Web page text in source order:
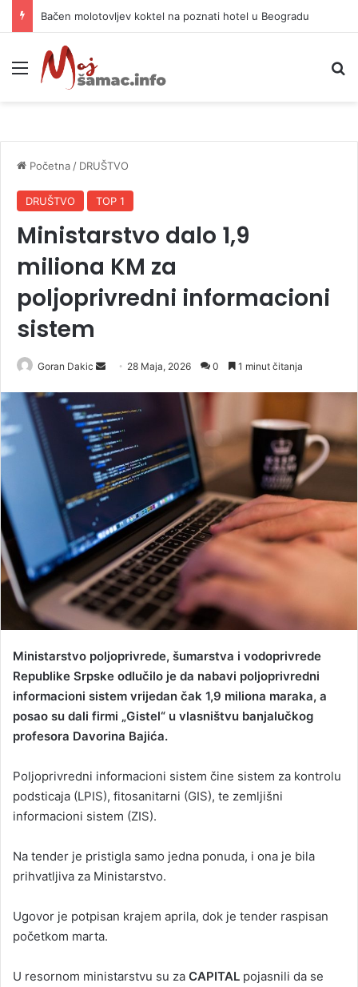
Bačen molotovljev koktel na poznati hotel u Beogradu
Meni
Početna / DRUŠTVO
DRUŠTVO TOP 1
Ministarstvo dalo 1,9
miliona KM za
poljoprivredni informacioni
sistem
Goran Dakic
d
a
n
e
m
i
28 Maja, 2026 0 1 minut čitanja
Ministarstvo poljoprivrede, šumarstva i vodoprivrede
Republike Srpske odlučilo je da nabavi poljoprivredni
informacioni sistem vrijedan čak 1,9 miliona maraka, a
posao su dali firmi „Gistel“ u vlasništvu banjalučkog
profesora Davorina Bajića.
Poljoprivredni informacioni sistem čine sistem za kontrolu
podsticaja (LPIS), fitosanitarni (GIS), te zemljišni
informacioni sistem (ZIS).
Na tender je pristigla samo jedna ponuda, i ona je bila
prihvatljiva za Ministarstvo.
Ugovor je potpisan krajem aprila, dok je tender raspisan
početkom marta.
U resornom ministarstvu su za CAPITAL pojasnili da se